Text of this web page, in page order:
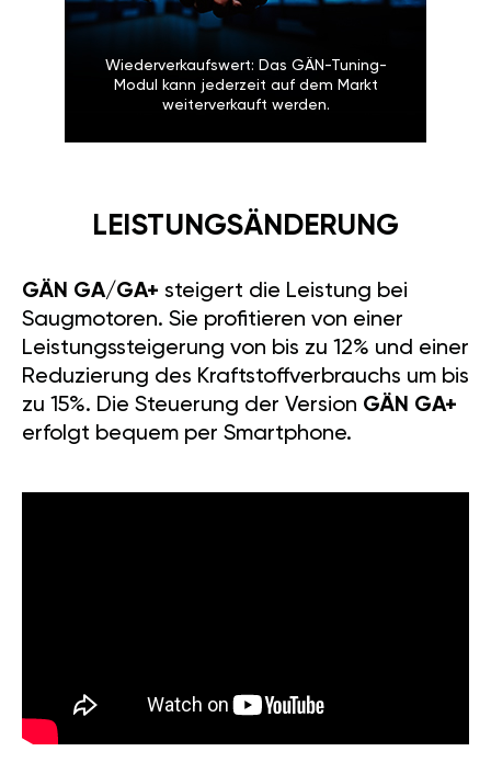
Wiederverkaufswert: Das GÄN-Tuning-
Modul kann jederzeit auf dem Markt
weiterverkauft werden.
LEISTUNGSÄNDERUNG
GÄN GA/GA+ steigert die Leistung bei
Saugmotoren. Sie profitieren von einer
Leistungssteigerung von bis zu 12% und einer
Reduzierung des Kraftstoffverbrauchs um bis
zu 15%. Die Steuerung der Version GÄN GA+
erfolgt bequem per Smartphone.